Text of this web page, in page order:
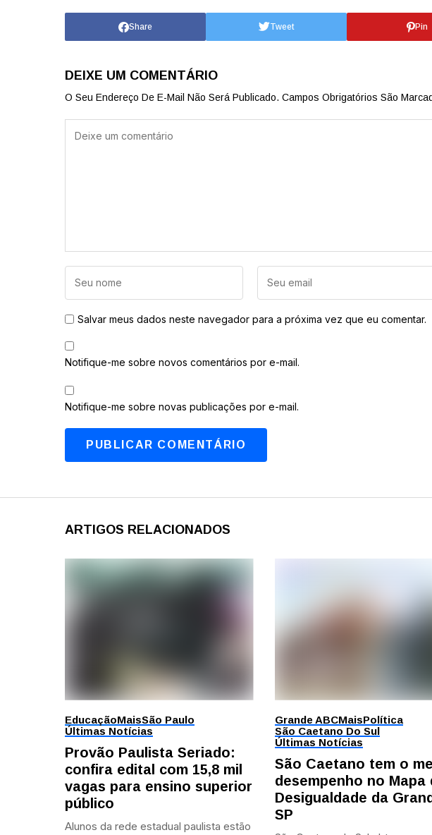
Share Tweet Pin
DEIXE UM COMENTÁRIO
O Seu Endereço De E-Mail Não Será Publicado. Campos Obrigatórios São
Salvar meus dados neste navegador para a próxima vez que eu comentar.
Notifique-me sobre novos comentários por e-mail.
Notifique-me sobre novas publicações por e-mail.
ARTIGOS RELACIONADOS
EducaçãoMaisSão Paulo
Últimas Notícias
Provão Paulista Seriado:
confira edital com 15,8 mil
vagas para ensino superior
público
Alunos da rede estadual paulista estão
Grande ABCMaisPolítica
São Caetano Do Sul
Últimas Notícias
São Caetano tem o
desempenho no Mapa
Desigualdade da
SP